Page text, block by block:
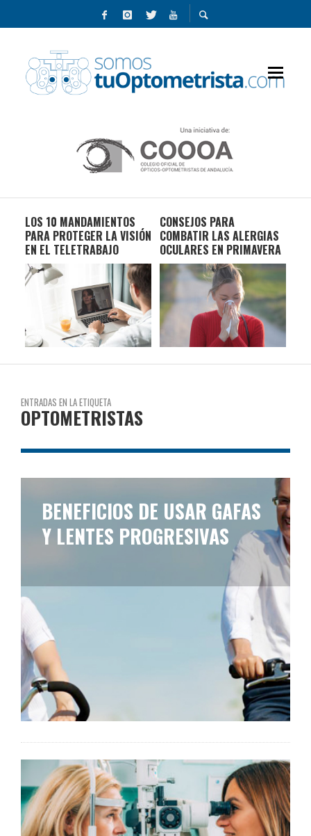
LOS 10 MANDAMIENTOS
PARA PROTEGER LA VISIÓN
EN EL TELETRABAJO
CONSEJOS PARA
COMBATIR LAS ALERGIAS
OCULARES EN PRIMAVERA
ENTRADAS EN LA ETIQUETA
OPTOMETRISTAS
BENEFICIOS DE USAR GAFAS
Y LENTES PROGRESIVAS